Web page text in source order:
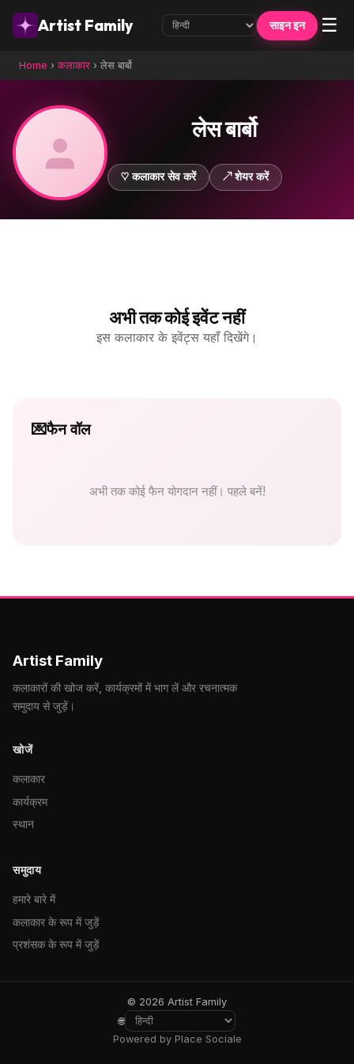
Artist Family साइन इन ☰
Home ›कलाकार › लेस बार्बो
लेस बार्बो
♡ कलाकार सेव करें ↗ शेयर करें
अभी तक कोई इवेंट नहीं
इस कलाकार के इवेंट्स यहाँ दिखेंगे।
💌फैन वॉल
अभी तक कोई फैन योगदान नहीं। पहले बनें!
Artist Family
कलाकारों की खोज करें, कार्यक्रमों में भाग लें और रचनात्मक
समुदाय से जुड़ें।
खोजें
कलाकार
कार्यक्रम
स्थान
समुदाय
हमारे बारे में
कलाकार के रूप में जुड़ें
प्रशंसक के रूप में जुड़ें
© 2026 Artist Family
🌐
Powered by Place Sociale